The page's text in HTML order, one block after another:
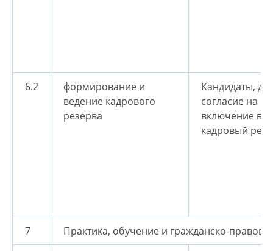
6.2
формирование и
ведение кадрового
резерва
Кандидаты,
согласие на
включение в
кадровый
7 Практика, обучение и гражданско-